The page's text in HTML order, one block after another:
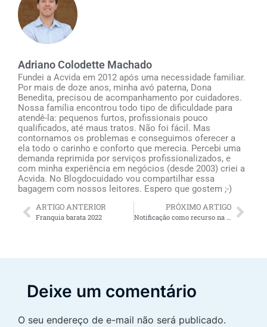
Adriano Colodette Machado
Fundei a Acvida em 2012 após uma necessidade familiar.
Por mais de doze anos, minha avó paterna, Dona
Benedita, precisou de acompanhamento por cuidadores.
Nossa família encontrou todo tipo de dificuldade para
atendê-la: pequenos furtos, profissionais pouco
qualificados, até maus tratos. Não foi fácil. Mas
contornamos os problemas e conseguimos oferecer a
ela todo o carinho e conforto que merecia. Percebi uma
demanda reprimida por serviços profissionalizados, e
com minha experiência em negócios (desde 2003) criei a
Acvida. No Blogdocuidado vou compartilhar essa
bagagem com nossos leitores. Espero que gostem ;-)
ARTIGO ANTERIOR
Franquia barata 2022
PRÓXIMO ARTIGO
Notificação como recurso na gestão
Deixe um comentário
O seu endereço de e-mail não será publicado.